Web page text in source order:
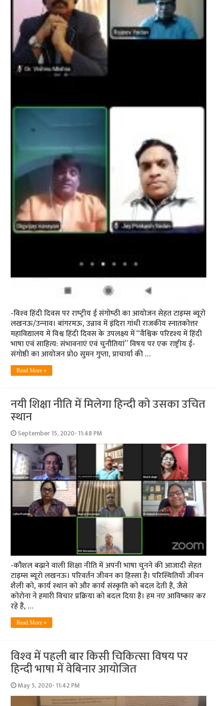
-विश्‍व हिंदी दिवस पर राष्‍ट्रीय ई संगोष्‍ठी का आयोजन सेहत टाइम्‍स ब्‍यूरो
लखनऊ/उन्‍नाव। बांगरमऊ, उन्नाव में इंदिरा गांधी राजकीय स्नातकोत्तर
महाविद्यालय में विश्व हिंदी दिवस के उपलक्ष्य में “वैश्विक परिदृश्य में हिंदी
भाषा एवं साहित्य: संभावनाएं एवं चुनौतियां” विषय पर एक राष्ट्रीय ई-
संगोष्ठी का आयोजन प्रो0 सुमन गुप्ता, प्राचार्या की …
Read More »
नयी शिक्षा नीति में मिलेगा हिन्‍दी को उसका उचित
स्‍थान
September 15, 2020- 11:48 PM
-कौशल बढ़ाने वाली शिक्षा नीति में अपनी भाषा चुनने की आजादी सेहत
टाइम्‍स ब्‍यूरो लखनऊ। परिवर्तन जीवन का हिस्सा है। परिस्थितियाँ जीवन
शैली को, कार्य स्थान को और कार्य संस्कृति को बदल देती हैं, जैसे
कोरोना ने हमारी विचार प्रक्रिया को बदल दिया है। हम नए आविष्कार कर
रहे हैं, …
Read More »
विश्‍व में पहली बार किसी चिकित्‍सा विषय पर
हिन्‍दी भाषा में वेबिनार आयोजित
May 5, 2020- 11:42 PM